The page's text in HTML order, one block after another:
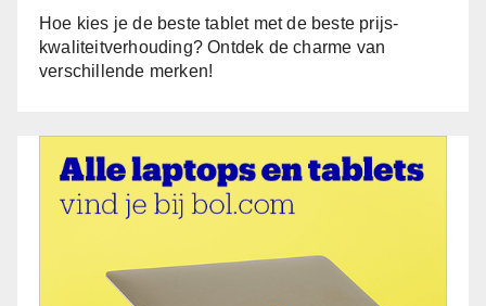
Hoe kies je de beste tablet met de beste prijs-
kwaliteitverhouding? Ontdek de charme van
verschillende merken!